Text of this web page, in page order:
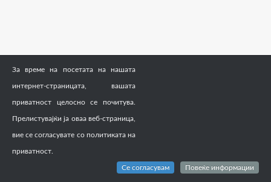
За време на посетата на нашата
интернет-страницата, вашата
приватност целосно се почитува.
Прелистувајќи ја оваа веб-страница,
вие се согласувате со политиката на
приватност.
Се согласувам Повеќе информации